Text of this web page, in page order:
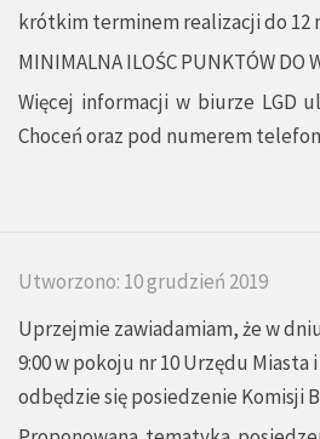
krótkim terminem realizacji do 12
MINIMALNA ILOŚC PUNKTÓW DO
Więcej informacji w biurze LGD
Choceń oraz pod numerem
Utworzono: 10 grudzień 2019
Uprzejmie zawiadamiam, że w
9:00 w pokoju nr 10 Urzędu Miasta
odbędzie się posiedzenie Komisji